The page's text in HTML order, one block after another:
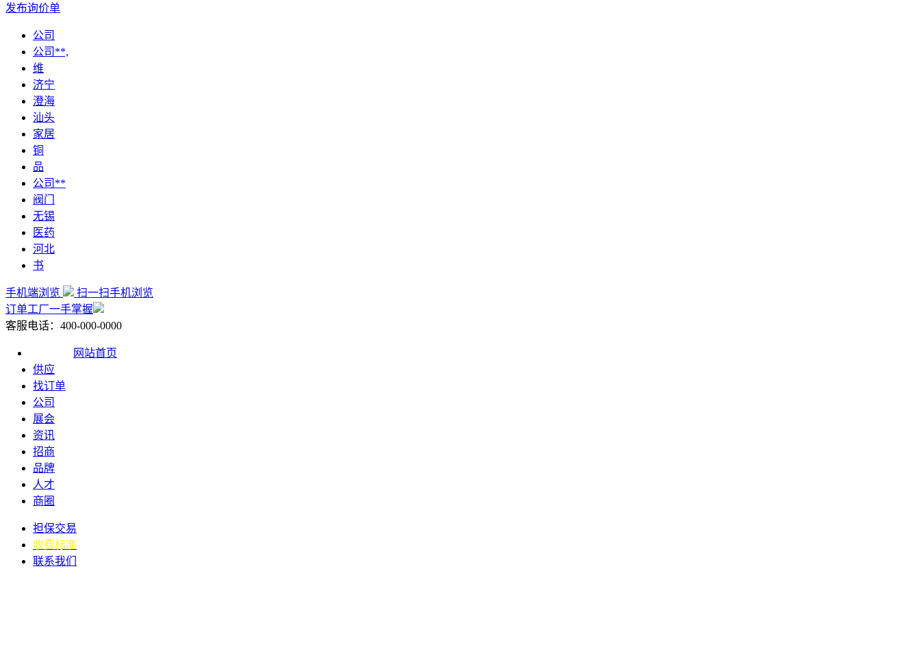
发布询价单
公司
公司**,
维
济宁
澄海
汕头
家居
铜
品
公司**
阀门
无锡
医药
河北
书
手机端浏览
扫一扫手机浏览
订单工厂一手掌握
客服电话：400-000-0000
网站首页
供应
找订单
公司
展会
资讯
招商
品牌
人才
商圈
担保交易
收费标准
联系我们